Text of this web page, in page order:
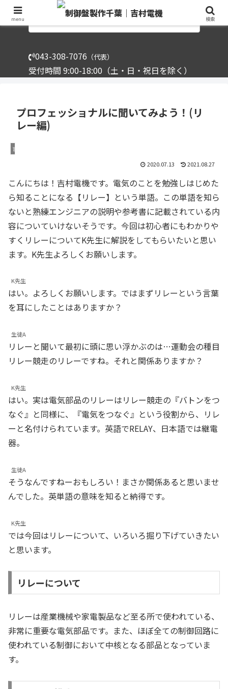
043-308-7076 （代表）
受付時間 9:00-18:00（土・日・祝日を除く）
プロフェッショナルに聞いてみよう！(リ
レー編)
吉村電機
2020.07.13 2021.08.27
こんにちは！吉村電機です。電気のことを勉強しはじめた
ら知ることになる【リレー】という単語。この単語を知ら
ないと熟練エンジニアの説明や参考書に記載されている内
容についていけないそうです。今回は初心者にもわかりや
すくリレーについてK先生に解説をしてもらいたいと思い
ます。K先生よろしくお願いします。
K先生
はい。よろしくお願いします。ではまずリレーという言葉
を耳にしたことはありますか？
生徒A
リレーと聞いて最初に頭に思い浮かぶのは…運動会の種目
リレー競走のリレーですね。それと関係ありますか？
K先生
はい。実は電気部品のリレーはリレー競走の『バトンをつ
なぐ』と同様に、『電気をつなぐ』という役割から、リレ
ーと名付けられています。英語でRELAY、日本語では継電
器。
生徒A
そうなんですねーおもしろい！まさか関係あると思いませ
んでした。英単語の意味を知ると納得です。
K先生
では今回はリレーについて、いろいろ掘り下げていきたい
と思います。
リレーについて
リレーは産業機械や家電製品など至る所で使われている、
非常に重要な電気部品です。また、ほぼ全ての制御回路に
使われている制御において中核となる部品となっていま
す。
menu 検索